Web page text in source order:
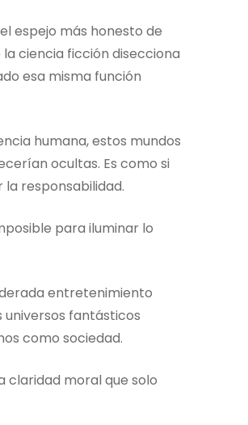
espejo más honesto de
ciencia ficción disecciona
esa misma función
humana, estos mundos
ocultas. Es como si
responsabilidad.
para iluminar lo
entretenimiento
universos fantásticos
como sociedad.
claridad moral que solo